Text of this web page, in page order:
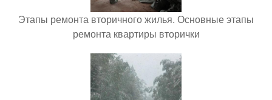
Этапы ремонта вторичного жилья. Основные этапы
ремонта квартиры вторички